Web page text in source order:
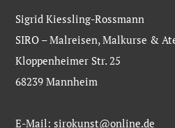
Sigrid Kiessling-Rossmann
SIRO – Malreisen, Malkurse &
Kloppenheimer Str. 25
68239 Mannheim
E-Mail:sirokunst@online.de